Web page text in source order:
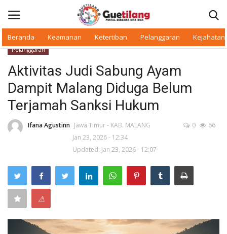
Beranda Keamanan Ketertiban Pelanggaran Kejahatan
Beranda
Daerah
Warkop Digital
Pelanggaran
Ketertiban
Pelanggaran
Aktivitas Judi Sabung Ayam
Dampit Malang Diduga Belum
Terjamah Sanksi Hukum
Ifana Agustinn Jawa Timur - KAB. MALANG
Jan 23, 2026 - 12:34
Updated: Jan 23, 2026 - 12:07
0 66
⚠